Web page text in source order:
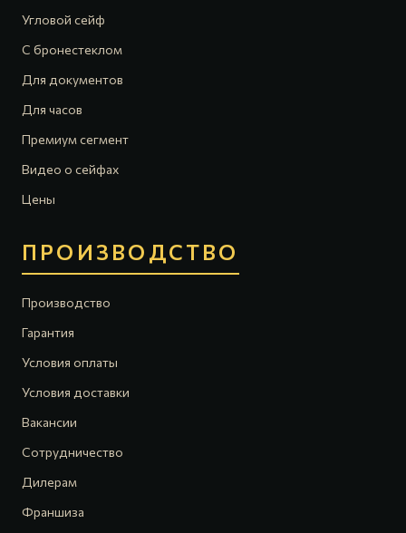
Угловой сейф
С бронестеклом
Для документов
Для часов
Премиум сегмент
Видео о сейфах
Цены
ПРОИЗВОДСТВО
Производство
Гарантия
Условия оплаты
Условия доставки
Вакансии
Сотрудничество
Дилерам
Франшиза